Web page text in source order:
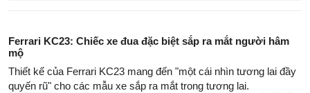
Ferrari KC23: Chiếc xe đua đặc biệt sắp ra mắt người hâm
mộ
Thiết kế của Ferrari KC23 mang đến "một cái nhìn tương lai đầy
quyến rũ" cho các mẫu xe sắp ra mắt trong tương lai.